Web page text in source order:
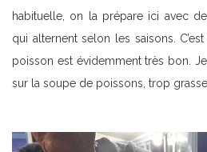
habituelle, on la prépare ici avec
qui alternent selon les saisons.
poisson est évidemment très bon.
sur la soupe de poissons, trop